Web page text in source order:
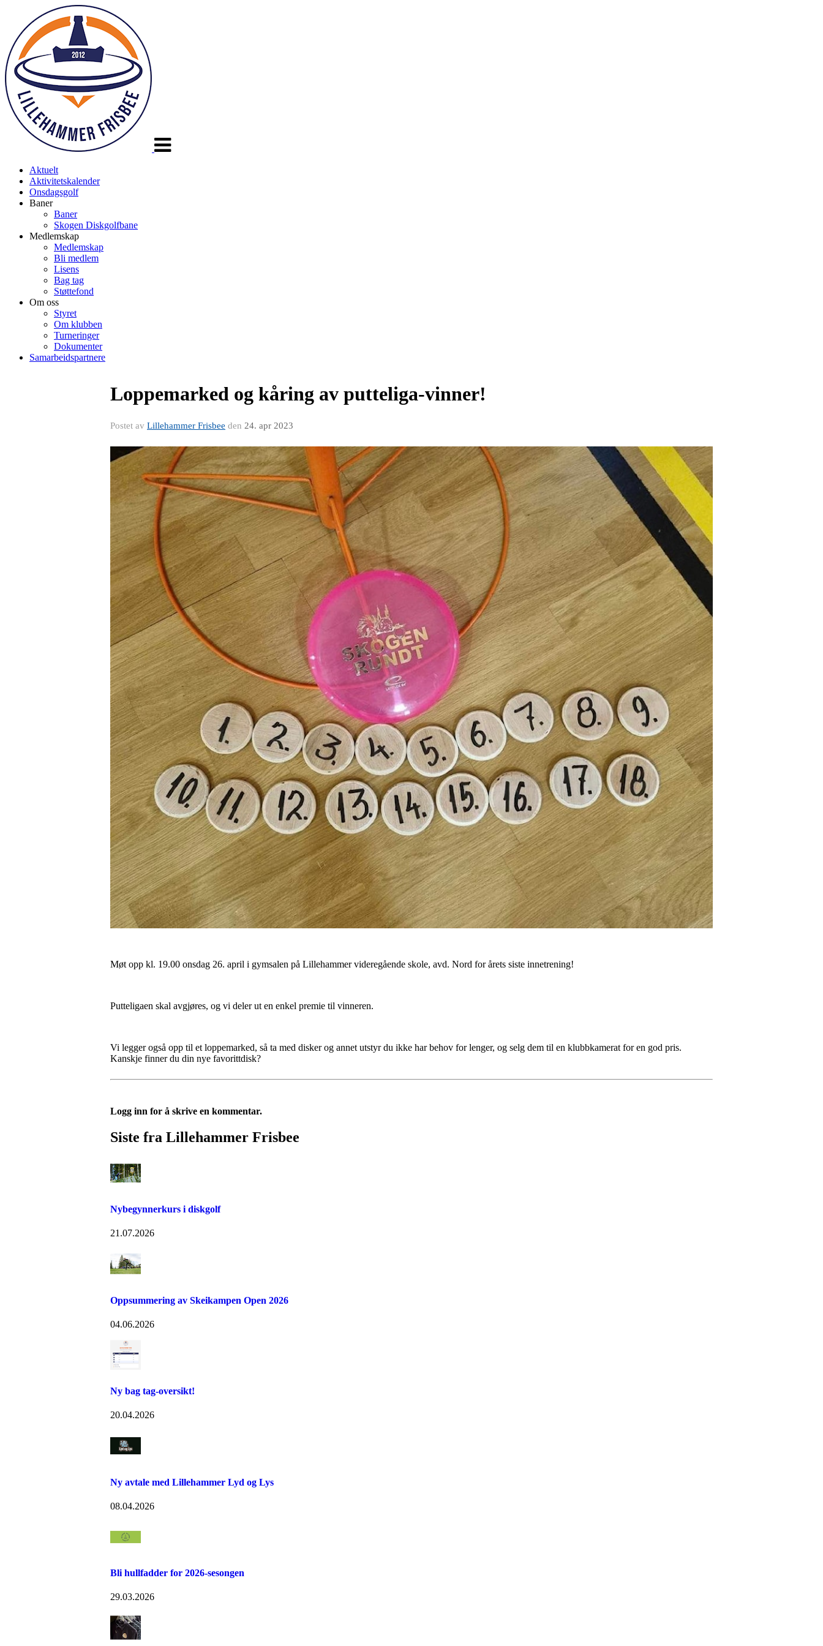
Aktuelt
Aktivitetskalender
Onsdagsgolf
Baner
Baner
Skogen Diskgolfbane
Medlemskap
Medlemskap
Bli medlem
Lisens
Bag tag
Støttefond
Om oss
Styret
Om klubben
Turneringer
Dokumenter
Samarbeidspartnere
Loppemarked og kåring av putteliga-vinner!
Postet av Lillehammer Frisbee den 24. apr 2023
Møt opp kl. 19.00 onsdag 26. april i gymsalen på Lillehammer videregående skole, avd. Nord for årets siste innetrening!
Putteligaen skal avgjøres, og vi deler ut en enkel premie til vinneren.
Vi legger også opp til et loppemarked, så ta med disker og annet utstyr du ikke har behov for lenger, og selg dem til en klubbkamerat for en god pris.
Kanskje finner du din nye favorittdisk?
Logg inn for å skrive en kommentar.
Siste fra Lillehammer Frisbee
Nybegynnerkurs i diskgolf
21.07.2026
Oppsummering av Skeikampen Open 2026
04.06.2026
Ny bag tag-oversikt!
20.04.2026
Ny avtale med Lillehammer Lyd og Lys
08.04.2026
Bli hullfadder for 2026-sesongen
29.03.2026